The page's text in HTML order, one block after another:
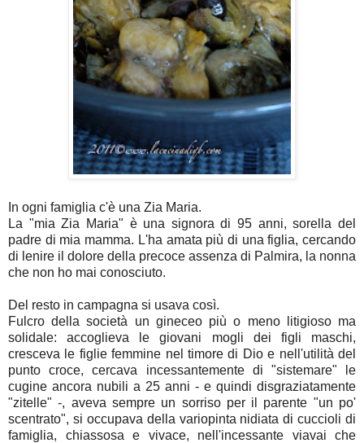
In ogni famiglia c'è una Zia Maria.
La "mia Zia Maria" è una signora di 95 anni, sorella del
padre di mia mamma. L'ha amata più di una figlia, cercando
di lenire il dolore della precoce assenza di Palmira, la nonna
che non ho mai conosciuto.
Del resto in campagna si usava così.
Fulcro della società un gineceo più o meno litigioso ma
solidale: accoglieva le giovani mogli dei figli maschi,
cresceva le figlie femmine nel timore di Dio e nell'utilità del
punto croce, cercava incessantemente di "sistemare" le
cugine ancora nubili a 25 anni - e quindi disgraziatamente
"zitelle" -, aveva sempre un sorriso per il parente "un po'
scentrato", si occupava della variopinta nidiata di cuccioli di
famiglia, chiassosa e vivace, nell'incessante viavai che